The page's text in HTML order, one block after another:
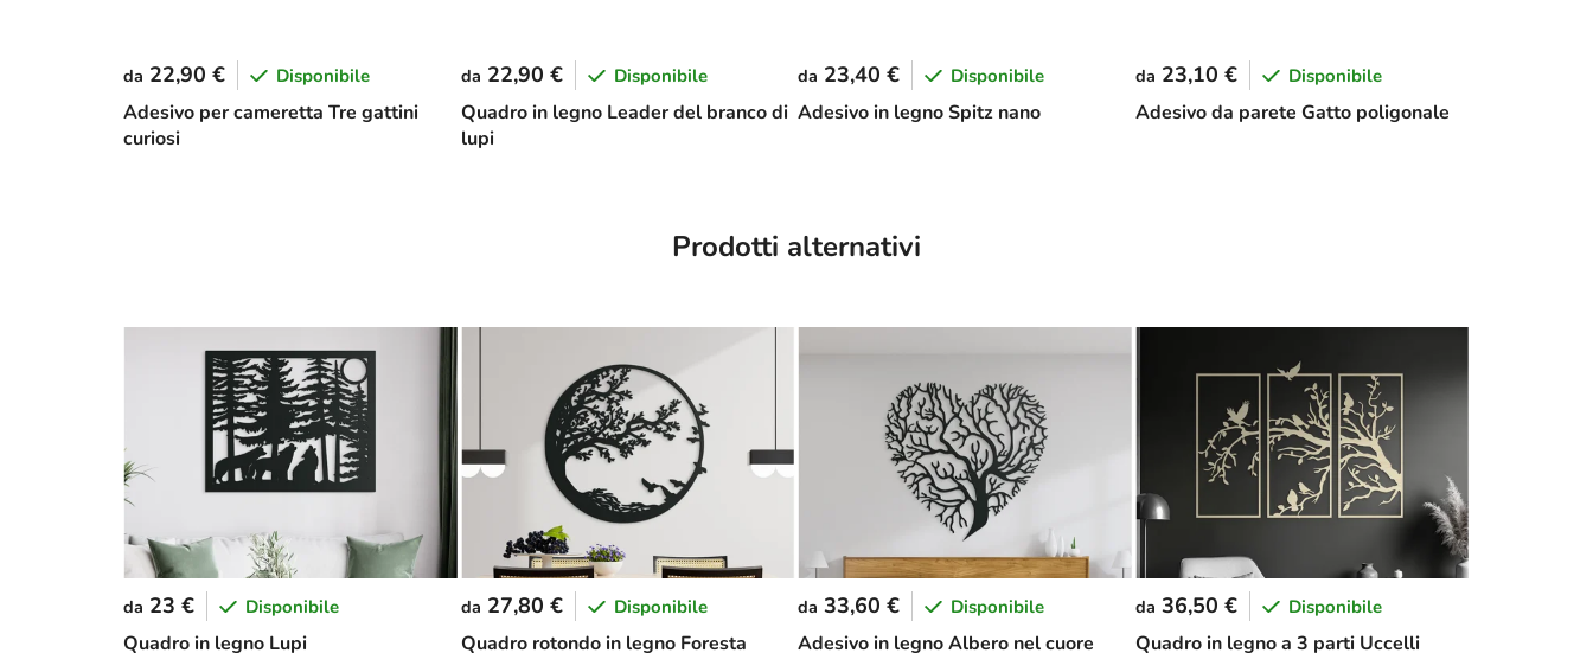
Adesivo per cameretta Tre gattini
curiosi
da 22,90 € Disponibile
Quadro in legno Leader del branco di
lupi
da 22,90 € Disponibile
Adesivo in legno Spitz nano
da 23,40 € Disponibile
Adesivo da parete Gatto poligonale
da 23,10 € Disponibile
Prodotti alternativi
Quadro in legno Lupi
da 23 € Disponibile
Quadro rotondo in legno Foresta
da 27,80 € Disponibile
Adesivo in legno Albero nel cuore
da 33,60 € Disponibile
Quadro in legno a 3 parti Uccelli
da 36,50 € Disponibile